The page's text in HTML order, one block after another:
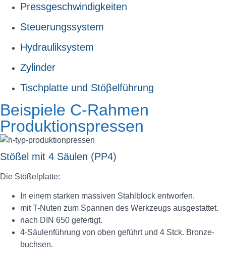
Pressgeschwindigkeiten
Steuerungssystem
Hydrauliksystem
Zylinder
Tischplatte und Stöβelführung
Beispiele C-Rahmen
Produktionspressen
Stößel mit 4 Säulen (PP4)
Die Stößelplatte:
In einem starken massiven Stahlblock entworfen.
mit T-Nuten zum Spannen des Werkzeugs ausgestattet.
nach DIN 650 gefertigt.
4-Säulenführung von oben geführt und 4 Stck. Bronze-
buchsen.